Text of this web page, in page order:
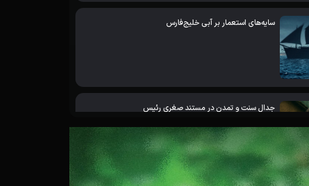
سایه‌های استعمار بر آبی خلیج‌فارس
جدال سنت و تمدن در مستند صغری رئیس